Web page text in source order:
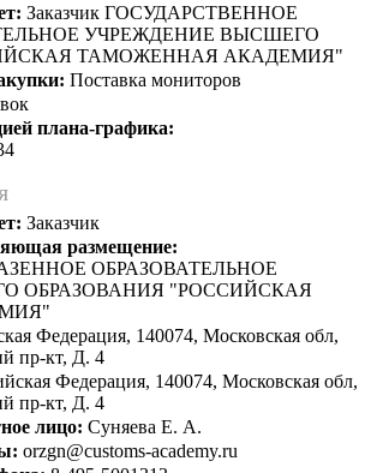
Заказчик ГОСУДАРСТВЕННОЕ
УЧРЕЖДЕНИЕ ВЫСШЕГО
ТАМОЖЕННАЯ АКАДЕМИЯ"
Поставка мониторов
плана-графика:
Заказчик
размещение:
ОБРАЗОВАТЕЛЬНОЕ
ОБРАЗОВАНИЯ "РОССИЙСКАЯ
Федерация, 140074, Московская обл,
пр-кт, Д. 4
Федерация, 140074, Московская обл,
пр-кт, Д. 4
лицо: Суняева Е. А.
orzgn@customs-academy.ru